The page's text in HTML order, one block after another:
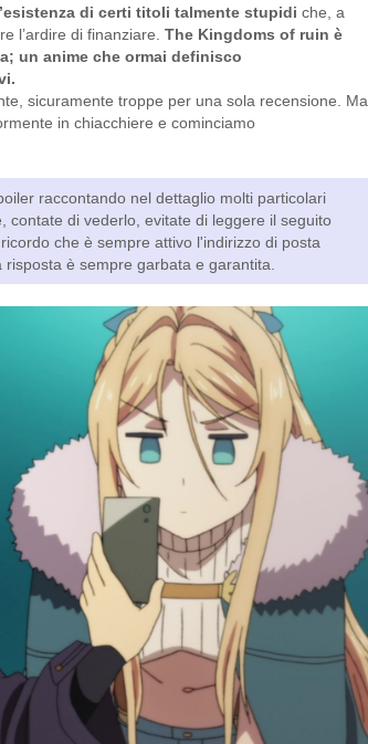
di certi titoli talmente stupidi che, a
l’ardire di finanziare. The Kingdoms of ruin è
un anime che ormai definisco
sicuramente troppe per una sola recensione. Ma
in chiacchiere e cominciamo
raccontando nel dettaglio molti particolari
contate di vederlo, evitate di leggere il seguito
che è sempre attivo l'indirizzo di posta
è sempre garbata e garantita.